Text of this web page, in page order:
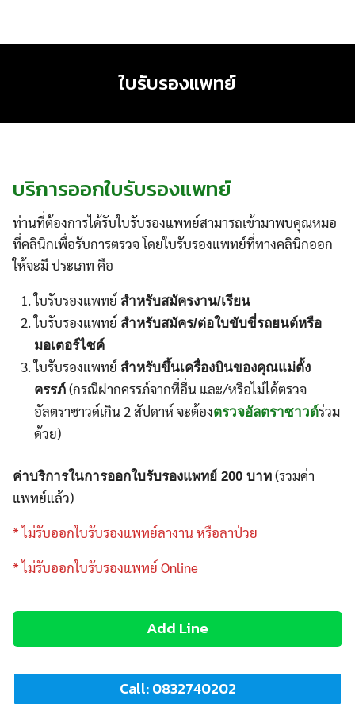
for: Search
ใบรับรองแพทย์
บริการออกใบรับรองแพทย์
ท่านที่ต้องการได้รับใบรับรองแพทย์สามารถเข้ามาพบคุณหมอ
ที่คลินิกเพื่อรับการตรวจ โดยใบรับรองแพทย์ที่ทางคลินิกออก
ให้จะมี ประเภท คือ
ใบรับรองแพทย์ สำหรับสมัครงาน/เรียน
ใบรับรองแพทย์ สำหรับสมัคร/ต่อใบขับขี่รถยนต์หรือ
มอเตอร์ไซค์
ใบรับรองแพทย์ สำหรับขึ้นเครื่องบินของคุณแม่ตั้ง
ครรภ์ (กรณีฝากครรภ์จากที่อื่น และ/หรือไม่ได้ตรวจ
อัลตราซาวด์เกิน 2 สัปดาห์ จะต้องตรวจอัลตราซาวด์ร่วม
ด้วย)
ค่าบริการในการออกใบรับรองแพทย์ 200 บาท (รวมค่า
แพทย์แล้ว)
* ไม่รับออกใบรับรองแพทย์ลางาน หรือลาป่วย
* ไม่รับออกใบรับรองแพทย์ Online
Add Line
Call: 0832740202